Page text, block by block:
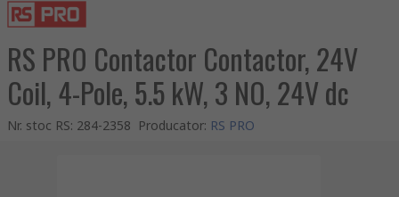
RS PRO Contactor Contactor, 24V
Coil, 4-Pole, 5.5 kW, 3 NO, 24V dc
Nr. stoc RS: 284-2358 Producator: RS PRO